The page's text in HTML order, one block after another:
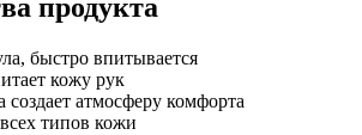
продукта
быстро впитывается
кожу рук
создает атмосферу комфорта
типов кожи